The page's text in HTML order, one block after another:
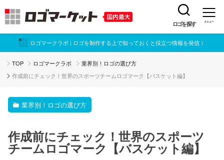
ロゴを探す メニュー
ロゴマークラボ | ロゴを制作する上で知っておくと役立つ情報を発信！
TOP ロゴマークラボ 業界別！ロゴの選び方
作成前にチェック！世界のスポーツチームロゴマーク【バスケット編】
業界別！ロゴの選び方
作成前にチェック！世界のスポーツ
チームロゴマーク【バスケット編】